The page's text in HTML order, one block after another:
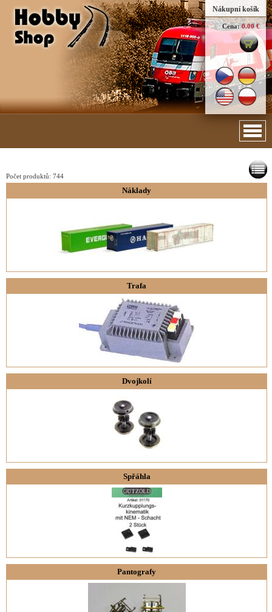
Nákupní košík
Cena: 0.00 €
Počet produktů: 744
Náklady
Trafa
Dvojkolí
Spřáhla
Pantografy